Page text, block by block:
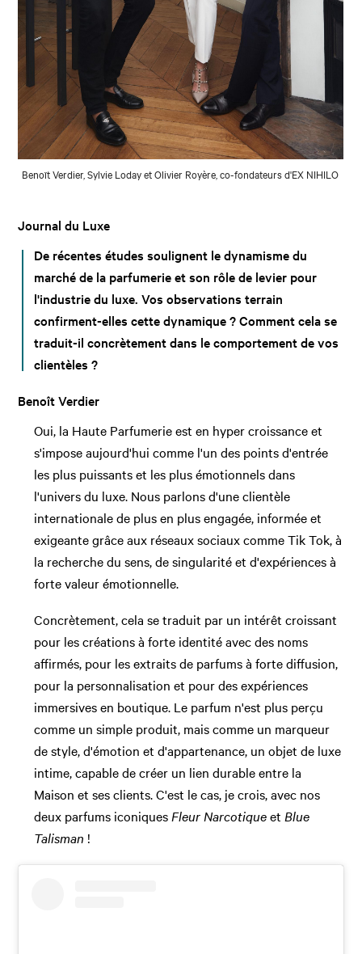
Benoït Verdier, Sylvie Loday et Olivier Royère, co-fondateurs d'EX NIHILO
Journal du Luxe
De récentes études soulignent le dynamisme du
marché de la parfumerie et son rôle de levier pour
l'industrie du luxe. Vos observations terrain
confirment-elles cette dynamique ? Comment cela se
traduit-il concrètement dans le comportement de vos
clientèles ?
Benoît Verdier
Oui, la Haute Parfumerie est en hyper croissance et
s'impose aujourd'hui comme l'un des points d'entrée
les plus puissants et les plus émotionnels dans
l'univers du luxe. Nous parlons d'une clientèle
internationale de plus en plus engagée, informée et
exigeante grâce aux réseaux sociaux comme Tik Tok, à
la recherche du sens, de singularité et d'expériences à
forte valeur émotionnelle.
Concrètement, cela se traduit par un intérêt croissant
pour les créations à forte identité avec des noms
affirmés, pour les extraits de parfums à forte diffusion,
pour la personnalisation et pour des expériences
immersives en boutique. Le parfum n'est plus perçu
comme un simple produit, mais comme un marqueur
de style, d'émotion et d'appartenance, un objet de luxe
intime, capable de créer un lien durable entre la
Maison et ses clients. C'est le cas, je crois, avec nos
deux parfums iconiques Fleur Narcotiqueet Blue
Talisman !